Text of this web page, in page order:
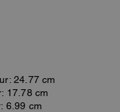
24.77 cm
17.78 cm
6.99 cm